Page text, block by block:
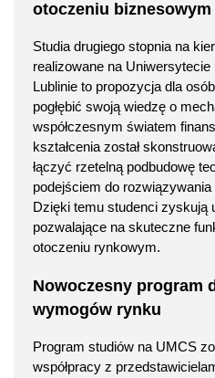
otoczeniu biznesowym
Studia drugiego stopnia na
realizowane na
Lublinie to propozycja dla
pogłębić swoją wiedzę o
współczesnym światem
kształcenia został
łączyć rzetelną podbudowę
podejściem do
Dzięki temu studenci zyskują
pozwalające na skuteczne
otoczeniu rynkowym.
Nowoczesny program
wymogów rynku
Program studiów na UMCS
współpracy z